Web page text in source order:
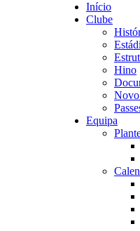
Início
Clube
Hino
Novo
Equipa